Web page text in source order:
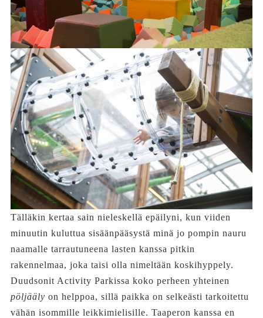
Tälläkin kertaa sain nieleskellä epäilyni, kun viiden
minuutin kuluttua sisäänpääsystä minä jo pompin nauru
naamalle tarrautuneena lasten kanssa pitkin
rakennelmaa, joka taisi olla nimeltään koskihyppely.
Duudsonit Activity Parkissa koko perheen yhteinen
pöljääly on helppoa, sillä paikka on selkeästi tarkoitettu
vähän isommille leikkimielisille. Taaperon kanssa en